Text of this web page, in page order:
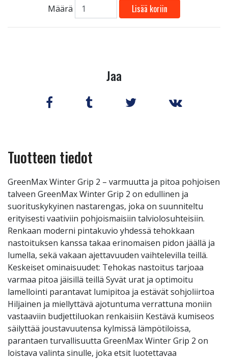
Määrä Lisää koriin
Jaa
Tuotteen tiedot
GreenMax Winter Grip 2 – varmuutta ja pitoa pohjoisen
talveen GreenMax Winter Grip 2 on edullinen ja
suorituskykyinen nastarengas, joka on suunniteltu
erityisesti vaativiin pohjoismaisiin talviolosuhteisiin.
Renkaan moderni pintakuvio yhdessä tehokkaan
nastoituksen kanssa takaa erinomaisen pidon jäällä ja
lumella, sekä vakaan ajettavuuden vaihtelevilla teillä.
Keskeiset ominaisuudet: Tehokas nastoitus tarjoaa
varmaa pitoa jäisillä teillä Syvät urat ja optimoitu
lamellointi parantavat lumipitoa ja estävät sohjoliirtoa
Hiljainen ja miellyttävä ajotuntuma verrattuna moniin
vastaaviin budjettiluokan renkaisiin Kestävä kumiseos
säilyttää joustavuutensa kylmissä lämpötiloissa,
parantaen turvallisuutta GreenMax Winter Grip 2 on
loistava valinta sinulle, joka etsit luotettavaa